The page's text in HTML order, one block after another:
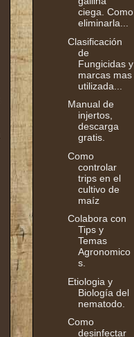
ciega. Como
eliminarla...
Clasificación
de
Fungicidas y
marcas mas
utilizada...
Manual de
injertos,
descarga
gratis.
Como
controlar
trips en el
cultivo de
maíz
Colabora con
Tips y
Temas
Agronomico
s.
Etiologia y
Biología del
nematodo.
Como
desinfectar